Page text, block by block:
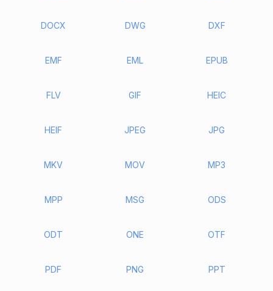
DOCX DWG DXF
EMF EML EPUB
FLV GIF HEIC
HEIF JPEG JPG
MKV MOV MP3
MPP MSG ODS
ODT ONE OTF
PDF PNG PPT